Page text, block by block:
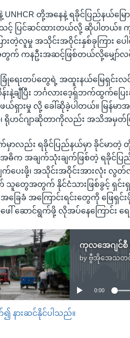
UNHCR တို့အနေနဲ့ ရခိုင်ပြည်နယ်မြော
ပြင်ဆင်ထားတယ်လို့ ဆိုပါတယ်။ ကုလ
ားတဲ့လူမှု အသိုင်းအဝိုင်းနှစ်ခုကြား
ကနဦးအဆင့်ဖြစ်တယ်လို့မျှော်လင့်ကြ
ြုံရေးတပ်တွေရဲ့ အထူးနယ်မြေရှင်းလင်
နဲ့ချီပြီး ဘင်္ဂလားဒေ့ရှ်ဘက်ထွက်ပြ
ရှားမှု လို့ ခေါ်ဆိုခဲ့ပါတယ်။ မြန်မ
ရိုဟင်ဂျာဆိုတာကိုလည်း အသိအမှတ်ပြု
က်မှာလည်း ရခိုင်ပြည်နယ်မှာ ခိုင်မ
အဓိက အချက်သုံးချက်ဖြစ်တဲ့ ရခိုင်ပ
ပေးဖို့၊ အသိုင်းအဝိုင်းအားလုံး လွတ်လ
သူတွေအတွက် နိုင်ငံသားဖြစ်ခွင့် ရှင်း
အခြေခံ အကြောင်းရင်းတွေကို ဖြေ
ဆောင်ရွက်ဖို့ လိုအပ်နေကြောင်း ရေ
byဗွီအိုအေသတင်
No media source
0:00
၍ နားဆင်နိုင်ပါသည်။